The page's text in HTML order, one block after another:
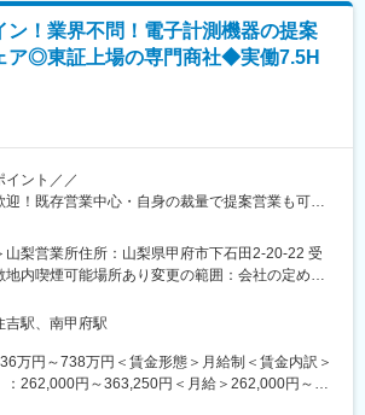
加え特別休暇を付与する形で月1回の週休3日を導
を整えることもできます。
を取り扱っていますが、その中でもオーブンや
などの開発を担当いただきます。これらは、最
を支えている製品です。官公庁・国立研究機
・繊維・食品・自動車・電機など）の研究施設に
す。
指すため、新製品の開発スピードをアップさせる
ております。
準品）には13名、設計技術部（特注対応）には19
代から60代まで幅広い年齢層で構成されていま
採用や若手メンバーの増員も進んでおり、新旧の
計経験者はもちろん歓迎しますが、多くの方が業
転職にて活躍しています。業務に必要な資格取
ン！業界不問！電子計測機器の提案
ア◎東証上場の専門商社◆実働7.5H
イント／／
！既存営業中心・自身の裁量で提案営業も可能
ード上場／創立73年のトップシェアを誇る電子計
門商社
じめ幅広い業界へ納品実績があるため業績安定
働7.5H／直行直帰OK
の顧客先に対して、電子計測機器の提案や納品等
山梨営業所住所：山梨県甲府市下石田2-20-22 受
内喫煙可能場所あり変更の範囲：会社の定める
吉駅、南甲府駅
万円～738万円＜賃金形態＞月給制＜賃金内訳＞
：262,000円～363,250円＜月給＞262,000円～